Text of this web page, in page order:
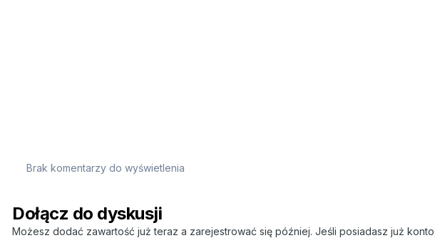
Brak komentarzy do wyświetlenia
Dołącz do dyskusji
Możesz dodać zawartość już teraz a zarejestrować się później. Jeśli posiadasz już konto,